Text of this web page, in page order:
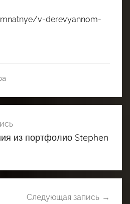
v-derevyannom-
из портфолио Stephen
Следующая запись